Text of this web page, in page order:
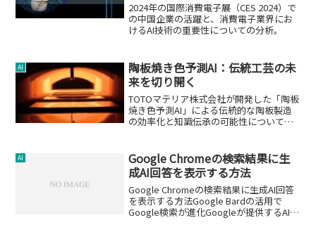
2024年の国際消費電子展（CES 2024）で
の中国企業の活躍と、消費電子業界にお
けるAI技術の重要性についての分析。
AI
陶板焼き色予測AI：伝統工芸の未
来を切り開く
TOTOマテリア株式会社が開発した「陶板
焼き色予測AI」による伝統的な陶板製造
の効率化と知識伝承の可能性についての
AI
Google Chromeの検索結果に生
成AI回答を表示する方法
Google Chromeの検索結果に生成AI回答
を表示する方法Google Bardの活用で
Google検索が進化Googleが提供するAIチ